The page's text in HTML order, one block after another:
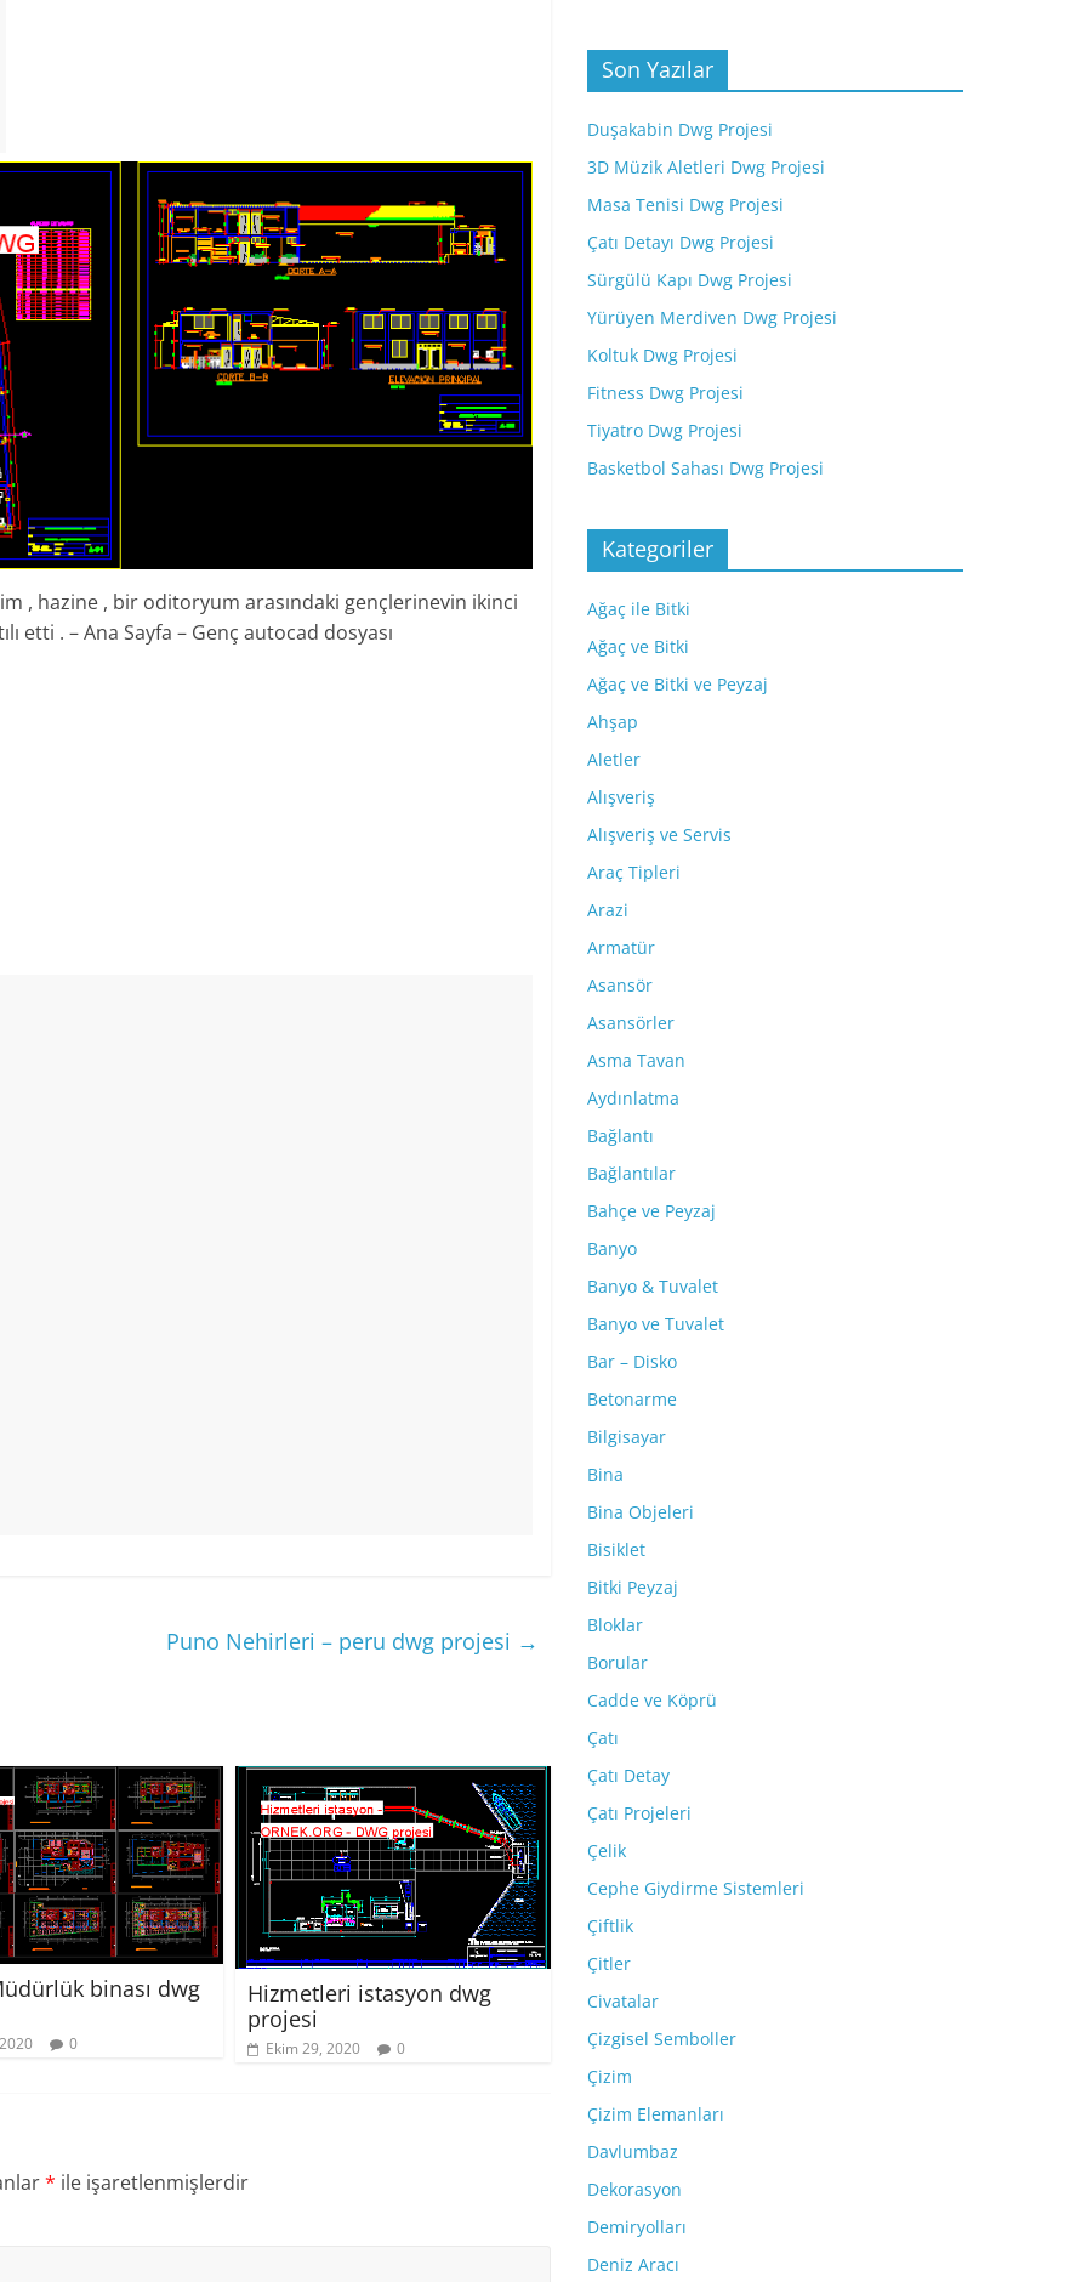
, hazine , bir oditoryum arasındaki gençlerinevin ikinci
etti . – Ana Sayfa – Genç autocad dosyası
Puno Nehirleri – peru dwg projesi →
binası dwg
0
Hizmetleri istasyon dwg
projesi
Ekim 29, 2020 0
* ile işaretlenmişlerdir
Son Yazılar
Duşakabin Dwg Projesi
3D Müzik Aletleri Dwg Projesi
Masa Tenisi Dwg Projesi
Çatı Detayı Dwg Projesi
Sürgülü Kapı Dwg Projesi
Yürüyen Merdiven Dwg Projesi
Koltuk Dwg Projesi
Fitness Dwg Projesi
Tiyatro Dwg Projesi
Basketbol Sahası Dwg Projesi
Kategoriler
Ağaç ile Bitki
Ağaç ve Bitki
Ağaç ve Bitki ve Peyzaj
Ahşap
Aletler
Alışveriş
Alışveriş ve Servis
Araç Tipleri
Arazi
Armatür
Asansör
Asansörler
Asma Tavan
Aydınlatma
Bağlantı
Bağlantılar
Bahçe ve Peyzaj
Banyo
Banyo & Tuvalet
Banyo ve Tuvalet
Bar – Disko
Betonarme
Bilgisayar
Bina
Bina Objeleri
Bisiklet
Bitki Peyzaj
Bloklar
Borular
Cadde ve Köprü
Çatı
Çatı Detay
Çatı Projeleri
Çelik
Cephe Giydirme Sistemleri
Çiftlik
Çitler
Civatalar
Çizgisel Semboller
Çizim
Çizim Elemanları
Davlumbaz
Dekorasyon
Demiryolları
Deniz Aracı